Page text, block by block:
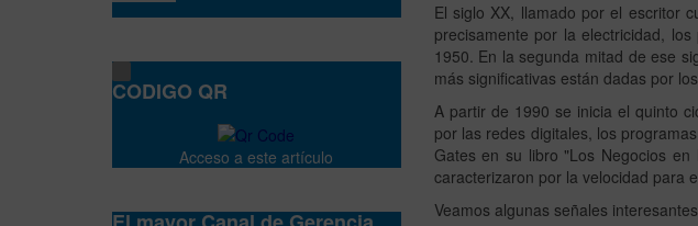
El siglo XX, llamado por el escritor
precisamente por la electricidad,
1950. En la segunda mitad de ese
más significativas están dadas por
A partir de 1990 se inicia el quinto
por las redes digitales, los
Gates en su libro "Los Negocios
caracterizaron por la velocidad para
Veamos algunas señales
CODIGO QR
Acceso a este artículo